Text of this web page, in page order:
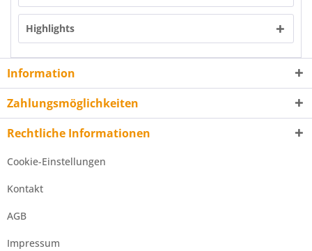
Highlights
Information
Zahlungsmöglichkeiten
Rechtliche Informationen
Cookie-Einstellungen
Kontakt
AGB
Impressum